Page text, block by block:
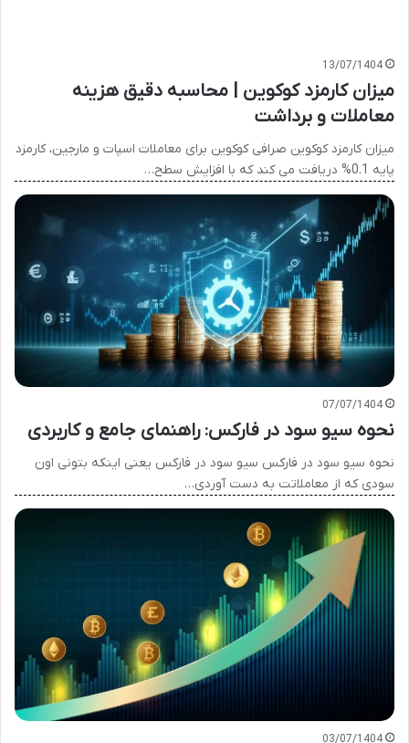
13/07/1404
میزان کارمزد کوکوین | محاسبه دقیق هزینه
معاملات و برداشت
میزان کارمزد کوکوین صرافی کوکوین برای معاملات اسپات و مارجین، کارمزد
پایه 0.1% دریافت می کند که با افزایش سطح…
07/07/1404
نحوه سیو سود در فارکس: راهنمای جامع و کاربردی
نحوه سیو سود در فارکس سیو سود در فارکس یعنی اینکه بتونی اون
سودی که از معاملاتت به دست آوردی…
03/07/1404